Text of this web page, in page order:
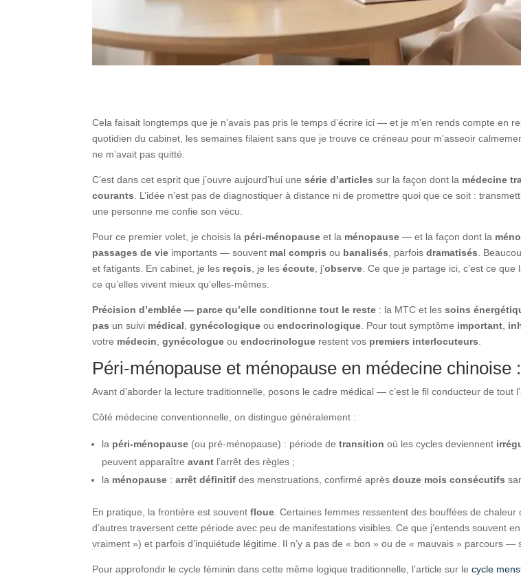
Cela faisait longtemps que je n’avais pas pris le temps d’écrire ici — et je m’en rends compte en
quotidien du cabinet, les semaines filaient sans que je trouve ce créneau pour m’asseoir
ne m’avait pas quitté.
C’est dans cet esprit que j’ouvre aujourd’hui unesérie d’articles sur la façon dont la médecine
courants . L’idée n’est pas de diagnostiquer à distance ni de promettre quoi que ce soit :
une personne me confie son vécu.
Pour ce premier volet, je choisis la péri-ménopause et la ménopause — et la façon dont la
passages de vie importants — souvent mal compris ou banalisés , parfoisdramatisés .
et fatigants. En cabinet, je les reçois , je lesécoute , j’observe . Ce que je partage ici, c’est ce que
ce qu’elles vivent mieux qu’elles-mêmes.
Précision d’emblée — parce qu’elle conditionne tout le reste : la MTC et lessoins
pas un suivi médical ,gynécologique ouendocrinologique . Pour tout symptôme important
votre médecin ,gynécologue ouendocrinologue restent vos premiers interlocuteurs
Péri-ménopause et ménopause en médecine chinoise
Avant d’aborder la lecture traditionnelle, posons le cadre médical — c’est le fil conducteur de tout
Côté médecine conventionnelle, on distingue généralement :
la péri-ménopause (ou pré-ménopause) : période detransition où les cycles deviennent
peuvent apparaîtreavant l’arrêt des règles ;
la ménopause :arrêt définitif des menstruations, confirmé aprèsdouze mois consécutifs
En pratique, la frontière est souventfloue . Certaines femmes ressentent des bouffées de
d’autres traversent cette période avec peu de manifestations visibles. Ce que j’entends souvent
vraiment ») et parfois d’inquiétude légitime. Il n’y a pas de « bon » ou de « mauvais » parcours
Pour approfondir le cycle féminin dans cette même logique traditionnelle, l’article sur lecycle